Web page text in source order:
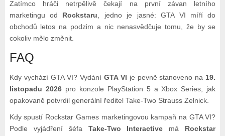
Zatímco hráči netrpělivě čekají na první závan letního
marketingu od Rockstaru , jedno je jasné: GTA VI míří do
obchodů letos na podzim a nic nenasvědčuje tomu, že by se
cokoliv mělo změnit.
FAQ
Kdy vychází GTA VI? Vydání GTA VI je pevně stanoveno na 19.
listopadu 2026pro konzole PlayStation 5 a Xbox Series, jak
opakovaně potvrdil generální ředitel Take-Two Strauss Zelnick.
Kdy spustí Rockstar Games marketingovou kampaň na GTA VI?
Podle vyjádření šéfa Take-Two Interactive má Rockstar